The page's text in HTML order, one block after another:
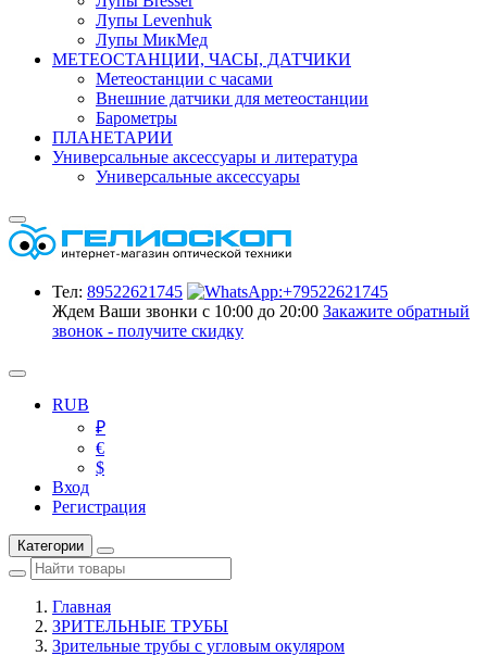
Лупы Levenhuk
Лупы МикМед
МЕТЕОСТАНЦИИ, ЧАСЫ, ДАТЧИКИ
Метеостанции с часами
Внешние датчики для метеостанции
Барометры
ПЛАНЕТАРИИ
Универсальные аксессуары и литература
Универсальные аксессуары
Тел: 89522621745
Ждем Ваши звонки с 10:00 до 20:00 Закажите обратный
звонок - получите скидку
RUB
₽
€
$
Вход
Регистрация
Категории
Главная
ЗРИТЕЛЬНЫЕ ТРУБЫ
Зрительные трубы с угловым окуляром